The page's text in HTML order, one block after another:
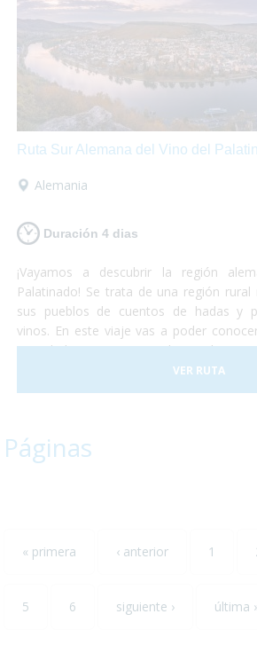
Ruta Sur Alemana del Vino del
Alemania
Duración 4 dias
¡Vayamos a descubrir la región
Palatinado! Se trata de una región
sus pueblos de cuentos de hadas y
vinos. En este viaje vas a poder
actividades que se pueden realizar
catas de vinos, paseos en tren o la visita
todos ellos accesibles para personas
VER RUTA
Páginas
« primera ‹ anterior 1
5 6 siguiente › última